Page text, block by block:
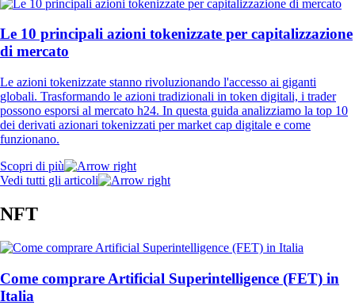
Le 10 principali azioni tokenizzate per capitalizzazione
di mercato
Le azioni tokenizzate stanno rivoluzionando l'accesso ai giganti
globali. Trasformando le azioni tradizionali in token digitali, i trader
possono esporsi al mercato h24. In questa guida analizziamo la top 10
dei derivati azionari tokenizzati per market cap digitale e come
funzionano.
Scopri di più
Vedi tutti gli articoli
NFT
Come comprare Artificial Superintelligence (FET) in
Italia